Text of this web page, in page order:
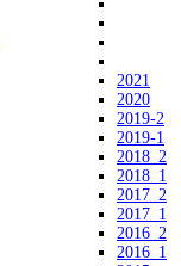
2021
2020
2019-2
2019-1
2018_2
2018_1
2017_2
2017_1
2016_2
2016_1